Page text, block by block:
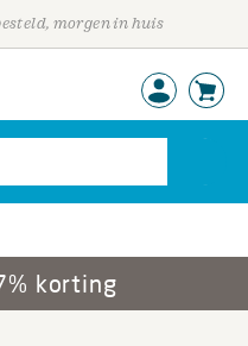
morgen in huis
korting